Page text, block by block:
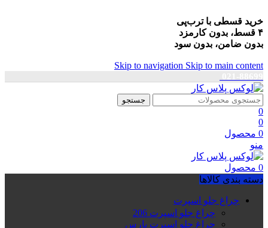
خرید قسطی با ترب‌پی
۴ قسط، بدون کارمزد
بدون ضامن، بدون سود
Skip to navigation Skip to main content
جستجو
0
0
0 محصول
منو
0 محصول
دسته بندی کالاها
چراغ جلو اسپرت
چراغ جلو اسپرت 206
چراغ جلو اسپرت پارس